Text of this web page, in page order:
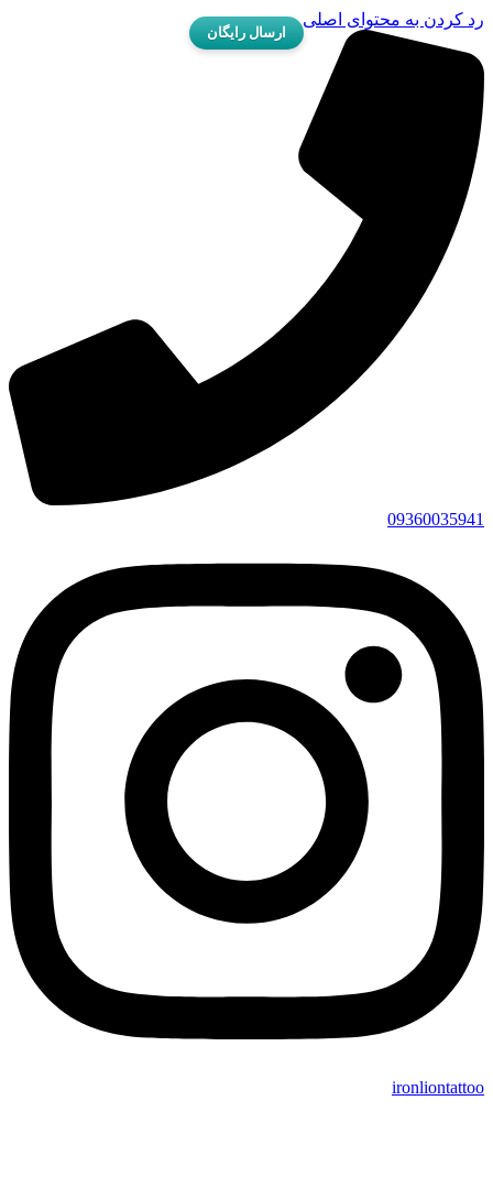
رد کردن به محتوای اصلی
09360035941
ironliontattoo
ارسال رایگان